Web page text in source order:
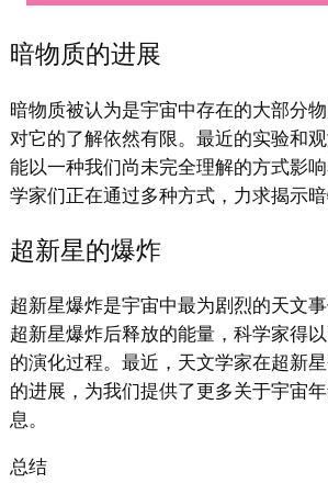
暗物质的进展
暗物质被认为是宇宙中存在的大部分
对它的了解依然有限。最近的实验和
能以一种我们尚未完全理解的方式影
学家们正在通过多种方式，力求揭示暗
超新星的爆炸
超新星爆炸是宇宙中最为剧烈的天文
超新星爆炸后释放的能量，科学家得
的演化过程。最近，天文学家在超新
的进展，为我们提供了更多关于宇宙
息。
总结